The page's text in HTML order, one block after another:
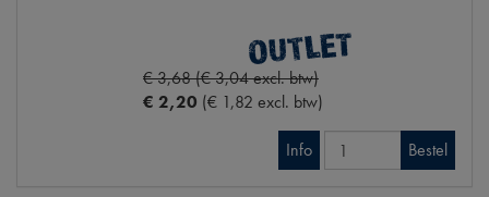
€ 3,68 (€ 3,04 excl. btw)
€ 2,20 (€ 1,82 excl. btw)
Info Bestel